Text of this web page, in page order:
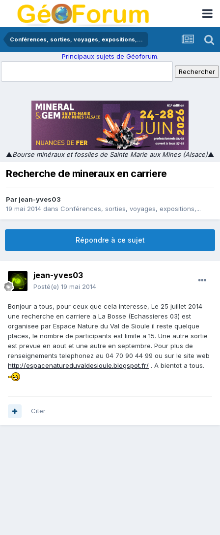
Conférences, sorties, voyages, expositions,...
Principaux sujets de Géoforum.
▲Bourse minéraux et fossiles de Sainte Marie aux Mines (Alsace)▲
Recherche de mineraux en carriere
Par jean-yves03
19 mai 2014 dans Conférences, sorties, voyages, expositions,...
Répondre à ce sujet
jean-yves03
Posté(e) 19 mai 2014
Bonjour a tous, pour ceux que cela interesse, Le 25 juillet 2014
une recherche en carriere a La Bosse (Echassieres 03) est
organisee par Espace Nature du Val de Sioule il reste quelque
places, le nombre de participants est limite a 15. Une autre sortie
est prevue en aout et une autre en septembre. Pour plus de
renseignements telephonez au 04 70 90 44 99 ou sur le site web
http://espacenatureduvaldesioule.blogspot.fr/ . A bientot a tous.
Citer